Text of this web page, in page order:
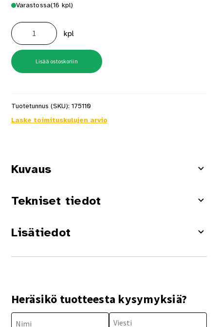
Varastossa(16 kpl)
Tasoituslasta
150mm
2-
K
RST
määrä
kpl
Lisää ostoskoriin
Tuotetunnus (SKU): 175110
Laske toimituskulujen arvio
Kuvaus
Tekniset tiedot
Lisätiedot
Heräsikö tuotteesta kysymyksiä?